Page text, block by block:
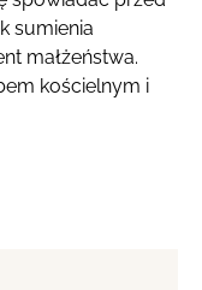
sumienia
małżeństwa.
kościelnym i